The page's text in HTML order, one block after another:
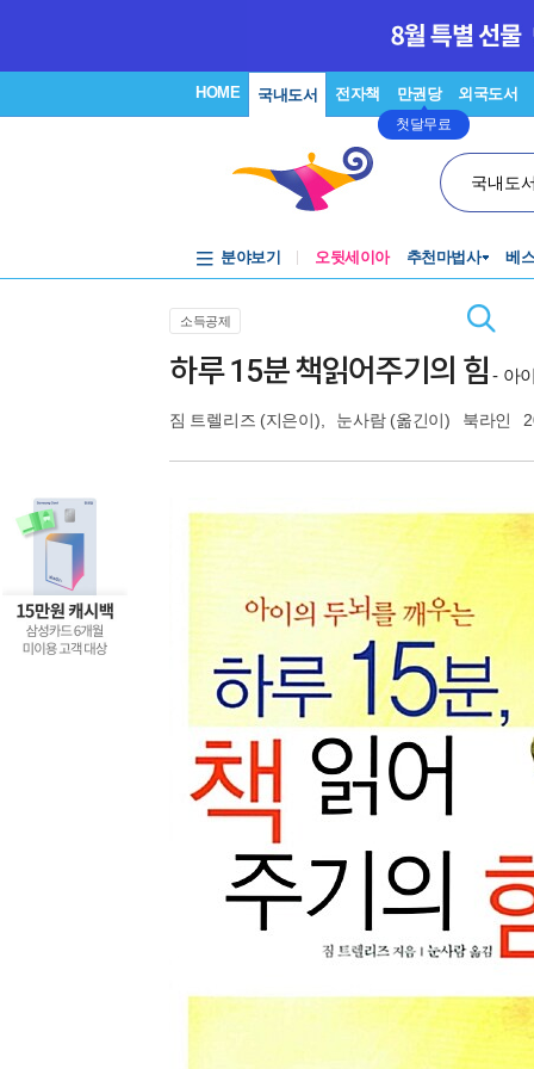
HOME 국내도서 전자책 만권당
첫달무료
외국도서
국내도
분야보기 오뒷세이아 추천마법사 베
소득공제
하루 15분 책읽어주기의 힘 - 아
짐 트렐리즈 (지은이), 눈사람(옮긴이) 북라인